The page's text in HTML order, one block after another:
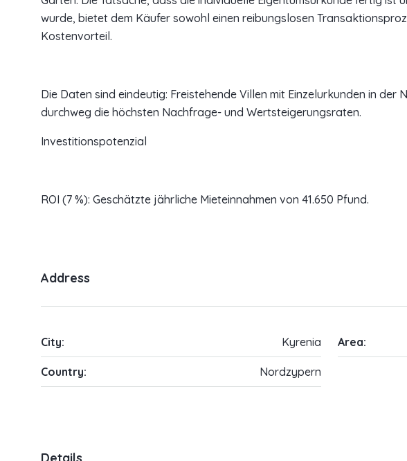
wurde, bietet dem Käufer sowohl einen reibungslosen
Kostenvorteil.
Die Daten sind eindeutig: Freistehende Villen mit Einzelurkunden in der
durchweg die höchsten Nachfrage- und Wertsteigerungsraten.
Investitionspotenzial
ROI (7 %): Geschätzte jährliche Mieteinnahmen von 41.650 Pfund.
Address
City: Kyrenia Area:
Country: Nordzypern